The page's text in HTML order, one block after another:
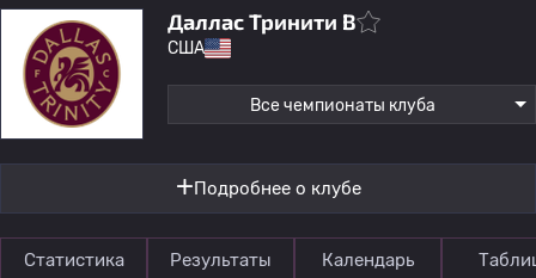
Даллас Тринити В
США
Все чемпионаты клуба
Подробнее о клубе
Статистика Результаты Календарь